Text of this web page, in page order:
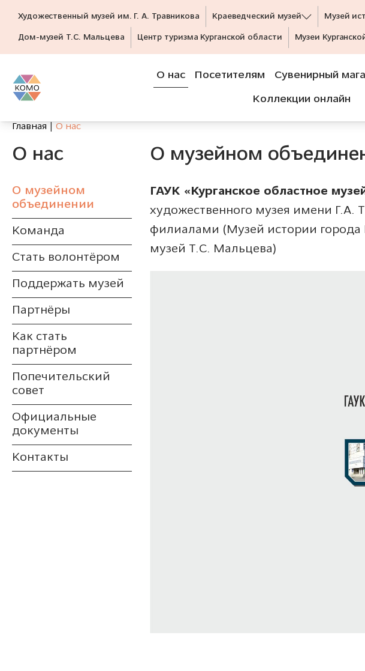
Художественный музей им. Г. А. Травникова Краеведческий музей Музей
Дом-музей Т.С. Мальцева Центр туризма Курганской области Музеи
О нас Посетителям Сувенирный
Коллекции онлайн
Главная О нас
О нас
О музейном
объединении
Команда
Стать волонтёром
Поддержать музей
Партнёры
Как стать
партнёром
Попечительский
совет
Официальные
документы
Контакты
О музейном
ГАУК «Курганское областное
художественного музея имени Г.А.
филиалами (Музей истории
музей Т.С. Мальцева)